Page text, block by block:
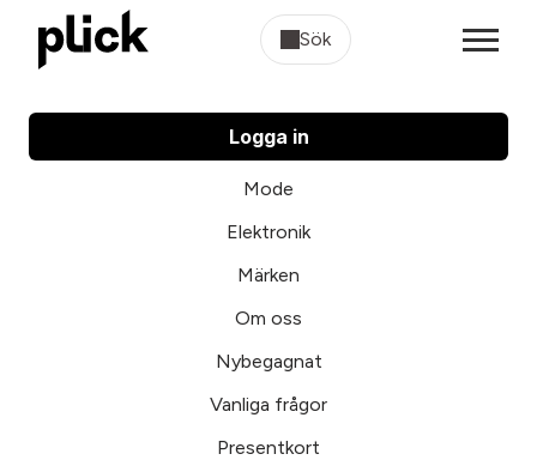
Sök
Logga in
Mode
Elektronik
Märken
Om oss
Nybegagnat
Vanliga frågor
Presentkort